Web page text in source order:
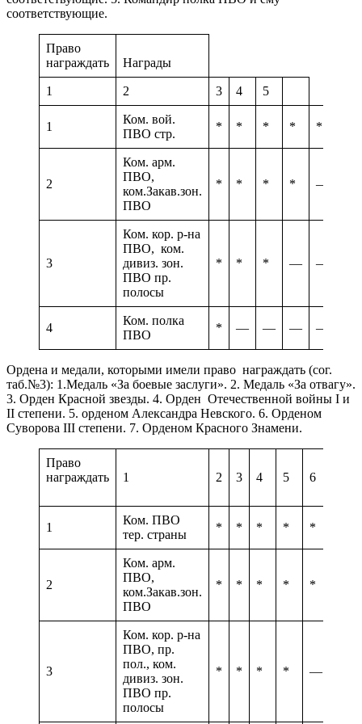
соответствующие.
Право
награждать
Награды
1 2 3 4 5
1
Ком. вой.
ПВО стр.
* * * * *
2
Ком. арм.
ПВО,
ком.Закав.зон.
ПВО
* * * * —
3
Ком. кор. р-на
ПВО, ком.
дивиз. зон.
ПВО пр.
полосы
* * * — —
4
Ком. полка
ПВО
* — — — —
Ордена и медали, которыми имели право награждать (сог.
таб.№3): 1.Медаль «За боевые заслуги». 2. Медаль «За отвагу».
3. Орден Красной звезды. 4. Орден Отечественной войны I и
II степени. 5. орденом Александра Невского. 6. Орденом
Суворова III степени. 7. Орденом Красного Знамени.
Право
награждать
1 2 3 4 5 6
1
Ком. ПВО
тер. страны
* * * * *
2
Ком. арм.
ПВО,
ком.Закав.зон.
ПВО
* * * * *
3
Ком. кор. р-на
ПВО, пр.
пол., ком.
дивиз. зон.
ПВО пр.
полосы
* * * * —